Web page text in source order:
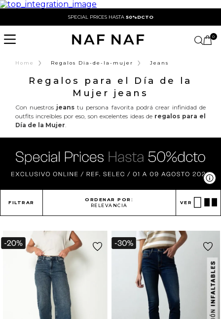
SPECIAL PRICES HASTA 50%DCTO
0
Home › Regalos Dia-de-la-mujer › Jeans
Regalos para el Día de la
Mujer jeans
Con nuestros jeans tu persona favorita podrá crear infinidad de
outfits increíbles por eso, son excelentes ideas de regalos para el
Día de la Mujer.
FILTRAR
ORDENAR POR:
RELEVANCIA
VER